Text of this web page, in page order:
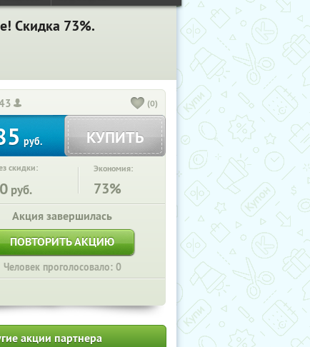
Скидка 73%.
(0)
руб. КУПИТЬ
скидки:
руб.
Экономия:
73%
Акция завершилась
ПОВТОРИТЬ АКЦИЮ
Человек проголосовало: 0
акции партнера